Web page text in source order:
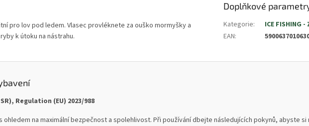
pro lov pod ledem. Vlasec provléknete za ouško mormyšky a
k útoku na nástrahu.
Doplňkové
Kategorie:
ICE FISHING
EAN:
Regulation (EU) 2023/988
na maximální bezpečnost a spolehlivost. Při používání dbejte následujících pokynů, abyste